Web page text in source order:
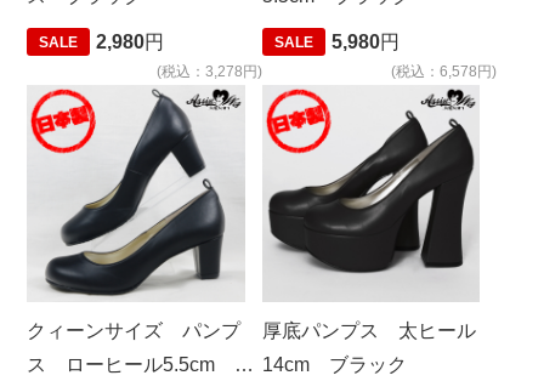
SALE 2,980円
(税込：3,278円)
SALE 5,980円
(税込：6,578円)
クィーンサイズ パンプ
ス ローヒール5.5cm ブ
厚底パンプス 太ヒール
14cm ブラック